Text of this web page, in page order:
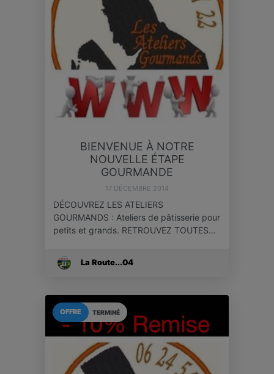
BIENVENUE À NOTRE
NOUVELLE ÉTAPE
GOURMANDE
17 DÉCEMBRE 2014
DÉCOUVREZ LES ATELIERS
GOURMANDS : Ateliers de pâtisserie pour
petits et grands. RETROUVEZ TOUTES…
La Route...04
TERMINÉ
OFFRE